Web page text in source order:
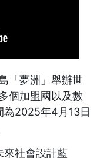
「夢洲」舉辦世
個加盟國以及數
為2025年4月13日
來社會設計藍